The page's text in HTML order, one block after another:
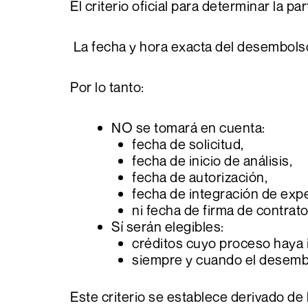
El criterio oficial para determinar la
La fecha y hora exacta del
Por lo tanto:
NO se tomará en cuenta:
fecha de solicitud,
fecha de inicio de análisis,
fecha de autorización,
fecha de integración de
ni fecha de firma de
Sí serán elegibles:
créditos cuyo proceso
siempre y cuando el
Este criterio se establece derivado